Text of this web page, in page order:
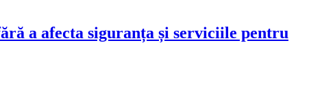
a afecta siguranța și serviciile pentru